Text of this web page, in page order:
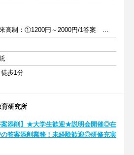
完全出来高制：①1200円～2000円/1答案 ②2000円～4000円/1答案
歩1分
研究所
案添削】★大学生歓迎★説明会開催◎在
答案添削業務！未経験歓迎◎研修充実